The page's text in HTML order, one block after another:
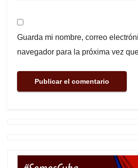
Guarda mi nombre, correo
navegador para la próxima vez